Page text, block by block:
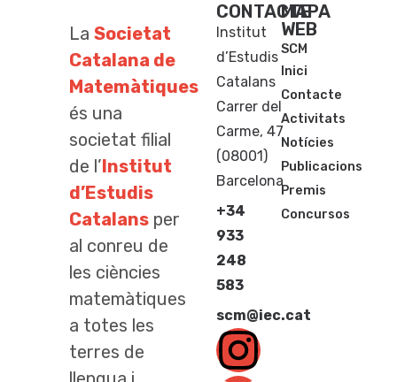
La Societat
Catalana de
Matemàtiques
és una
societat filial
de l’Institut
d’Estudis
Catalans per
al conreu de
les ciències
matemàtiques
a totes les
terres de
CONTACTE
Institut
d’Estudis
Catalans
Carrer del
Carme, 47
(08001)
Barcelona
+34
933
248
583
scm@iec.cat
MAPA
WEB
SCM
Inici
Contacte
Activitats
Notícies
Publicacions
Premis
Concursos